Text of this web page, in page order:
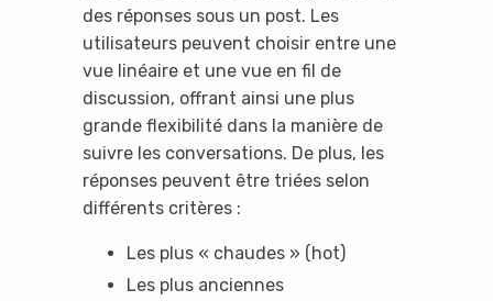
des réponses sous un post. Les
utilisateurs peuvent choisir entre une
vue linéaire et une vue en fil de
discussion, offrant ainsi une plus
grande flexibilité dans la manière de
suivre les conversations. De plus, les
réponses peuvent être triées selon
différents critères :
Les plus « chaudes » (hot)
Les plus anciennes